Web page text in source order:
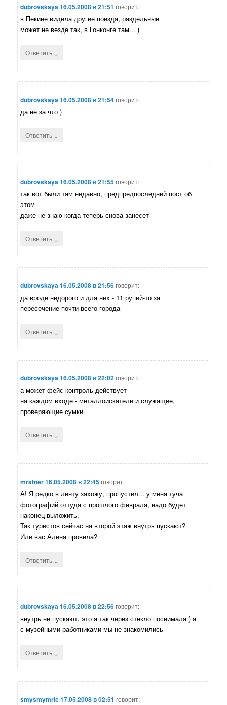
dubrovskaya16.05.2008 в 21:51 говорит:
в Пекине видела другие поезда, раздельные
может не везде так, в Гонконге там... )
Ответить ↓
dubrovskaya16.05.2008 в 21:54говорит:
да не за что )
Ответить ↓
dubrovskaya16.05.2008 в 21:55говорит:
так вот были там недавно, предпредпоследний пост об
этом
даже не знаю когда теперь снова занесет
Ответить ↓
dubrovskaya16.05.2008 в 21:56говорит:
да вроде недорого и для них - 11 рупий-то за
пересечение почти всего города
Ответить ↓
dubrovskaya16.05.2008 в 22:02говорит:
а может фейс-контроль действует
на каждом входе - металлоискатели и служащие,
проверяющие сумки
Ответить ↓
mratner16.05.2008 в 22:45говорит:
А! Я редко в ленту захожу, пропустил... у меня туча
фотографий оттуда с прошлого февраля, надо будет
наконец выложить.
Так туристов сейчас на второй этаж внутрь пускают?
Или вас Алена провела?
Ответить ↓
dubrovskaya16.05.2008 в 22:56говорит:
внутрь не пускают, это я так через стекло поснимала ) а
с музейными работниками мы не знакомились
Ответить ↓
smysmymric17.05.2008 в 02:51 говорит: